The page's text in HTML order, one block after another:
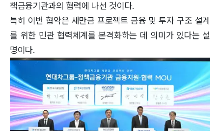
책금융기관과의 협력에 나선 것이다.
특히 이번 협약은 새만금 프로젝트 금융 및 투자 구조 설계
를 위한 민관 협력체계를 본격화하는 데 의미가 있다는 설
명이다.